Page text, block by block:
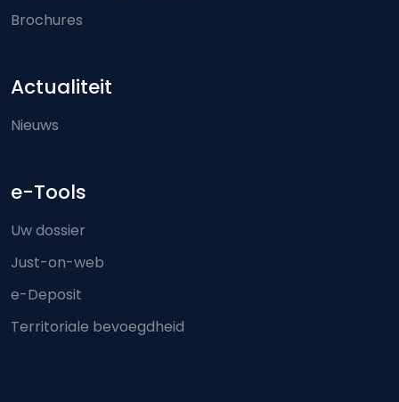
Brochures
Actualiteit
Nieuws
e-Tools
Uw dossier
Just-on-web
e-Deposit
Territoriale bevoegdheid